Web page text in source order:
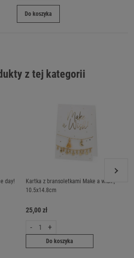
Do koszyka
z tej kategorii
day!
Kartka z bransoletkami Make a wish!,
10.5x14.8cm
25,00 zł
- +
Do koszyka